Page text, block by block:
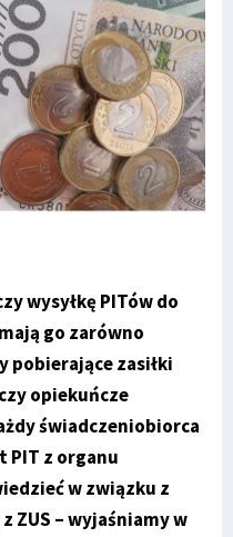
wysyłkę PITów do
go zarówno
pobierające zasiłki
opiekuńcze
świadczeniobiorca
PIT z organu
w związku z
ZUS – wyjaśniamy w